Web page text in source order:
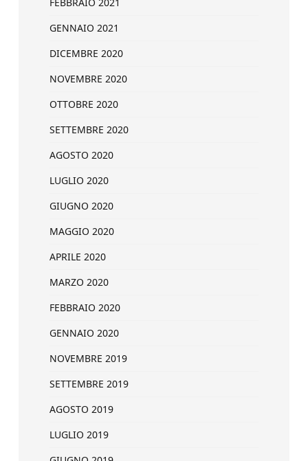
GENNAIO 2021
DICEMBRE 2020
NOVEMBRE 2020
OTTOBRE 2020
SETTEMBRE 2020
AGOSTO 2020
LUGLIO 2020
GIUGNO 2020
MAGGIO 2020
APRILE 2020
MARZO 2020
FEBBRAIO 2020
GENNAIO 2020
NOVEMBRE 2019
SETTEMBRE 2019
AGOSTO 2019
LUGLIO 2019